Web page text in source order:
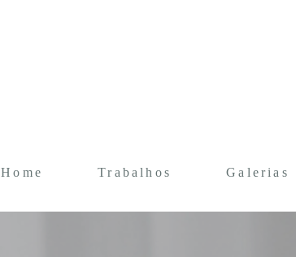
Home Trabalhos Galerias